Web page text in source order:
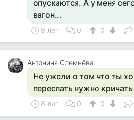
опускаются. А у меня
вагон...
9 лет 0 0
Антонина Слемнёва
Не ужели о том что ты
переспать нужно
8 лет 0 0